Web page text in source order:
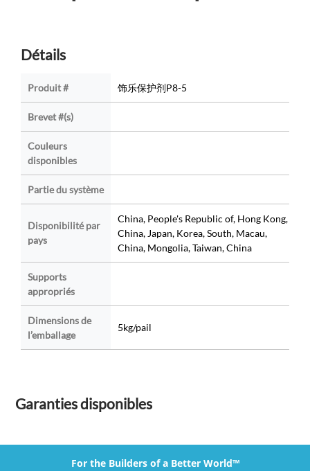
Détails
Produit # 饰乐保护剂P8-5
Brevet #(s)
Couleurs
disponibles
Partie du système
Disponibilité par
pays
China, People's Republic of, Hong Kong,
China, Japan, Korea, South, Macau,
China, Mongolia, Taiwan, China
Supports
appropriés
Dimensions de
l’emballage
5kg/pail
Garanties disponibles
For the Builders of a Better World™